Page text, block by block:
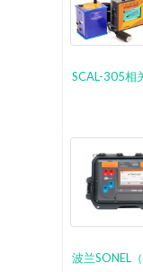
SCAL-305相
波兰SONEL（